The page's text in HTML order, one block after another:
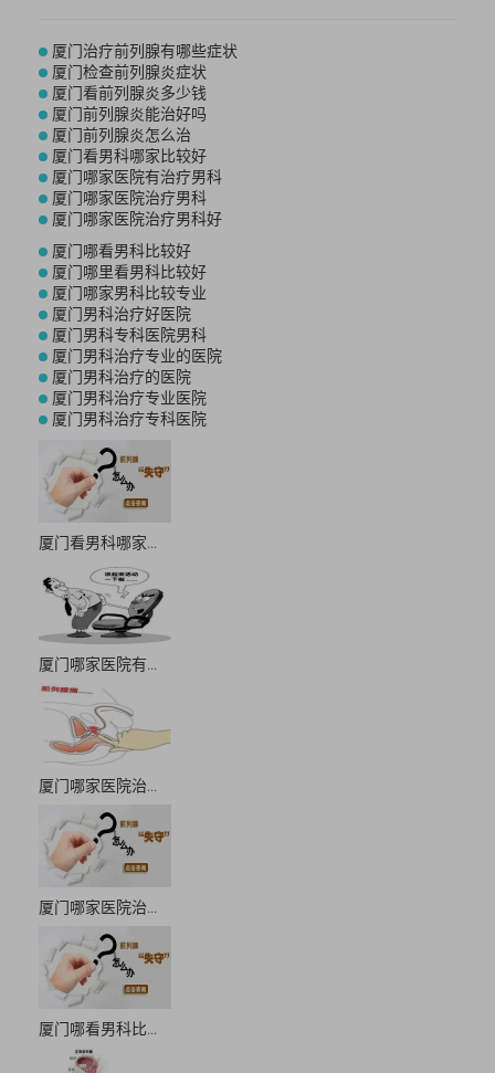
厦门治疗前列腺有哪些症状
厦门检查前列腺炎症状
厦门看前列腺炎多少钱
厦门前列腺炎能治好吗
厦门前列腺炎怎么治
厦门看男科哪家比较好
厦门哪家医院有治疗男科
厦门哪家医院治疗男科
厦门哪家医院治疗男科好
厦门哪看男科比较好
厦门哪里看男科比较好
厦门哪家男科比较专业
厦门男科治疗好医院
厦门男科专科医院男科
厦门男科治疗专业的医院
厦门男科治疗的医院
厦门男科治疗专业医院
厦门男科治疗专科医院
厦门看男科哪家...
厦门哪家医院有...
厦门哪家医院治...
厦门哪家医院治...
厦门哪看男科比...